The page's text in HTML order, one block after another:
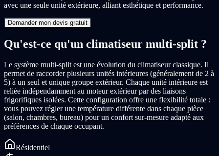
avec une seule unité extérieure, alliant esthétique et performance.
Demander mon devis gratuit
Qu'est-ce qu'un climatiseur multi-split ?
Le système multi-split est une évolution du climatiseur classique. Il
permet de raccorder plusieurs unités intérieures (généralement de 2 à
5) à un seul et unique groupe extérieur. Chaque unité intérieure est
reliée indépendamment au moteur extérieur par des liaisons
frigorifiques isolées. Cette configuration offre une flexibilité totale :
vous pouvez régler une température différente dans chaque pièce
(salon, chambres, bureau) pour un confort sur-mesure adapté aux
préférences de chaque occupant.
Résidentiel